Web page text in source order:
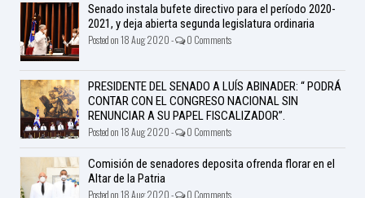
Senado instala bufete directivo para el período 2020-
2021, y deja abierta segunda legislatura ordinaria
Posted on 18 Aug 2020 - 0 Comments
PRESIDENTE DEL SENADO A LUÍS ABINADER: “ PODRÁ
CONTAR CON EL CONGRESO NACIONAL SIN
RENUNCIAR A SU PAPEL FISCALIZADOR”.
Posted on 18 Aug 2020 - 0 Comments
Comisión de senadores deposita ofrenda florar en el
Altar de la Patria
Posted on 18 Aug 2020 - 0 Comments